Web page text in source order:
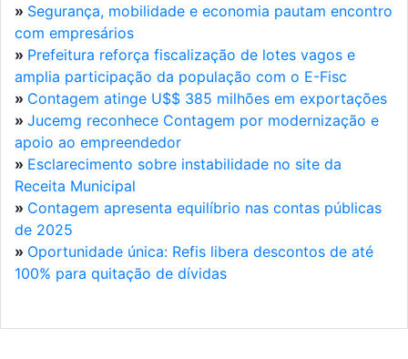
» Segurança, mobilidade e economia pautam encontro
com empresários
» Prefeitura reforça fiscalização de lotes vagos e
amplia participação da população com o E-Fisc
» Contagem atinge U$$ 385 milhões em exportações
» Jucemg reconhece Contagem por modernização e
apoio ao empreendedor
» Esclarecimento sobre instabilidade no site da
Receita Municipal
» Contagem apresenta equilíbrio nas contas públicas
de 2025
» Oportunidade única: Refis libera descontos de até
100% para quitação de dívidas